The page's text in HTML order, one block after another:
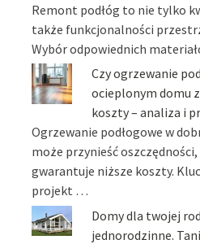
Remont podłóg to nie tylko
także funkcjonalności
Wybór odpowiednich
Czy ogrzewanie
ocieplonym domu
koszty – analiza i
Ogrzewanie podłogowe w
może przynieść
gwarantuje niższe koszty.
projekt …
Domy dla twojej
jednorodzinne.